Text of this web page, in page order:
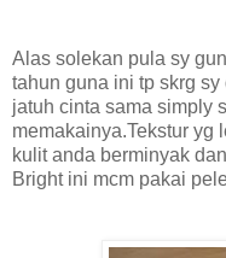
Alas solekan pula sy
tahun guna ini tp skrg
jatuh cinta sama simply
memakainya.Tekstur yg
kulit anda berminyak
Bright ini mcm pakai